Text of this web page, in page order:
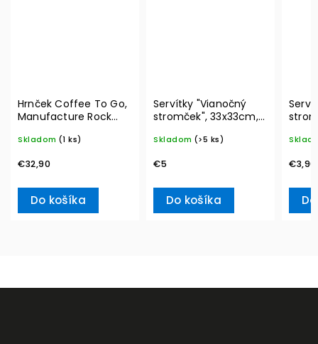
Hrnček Coffee To Go,
Manufacture Rock
Boch
Skladom (1 ks)
€32,90
Do košíka
Servítky "Vianočný
stromček", 33x33cm,
L– Villeroy & Boch
Skladom (>5 ks)
€5
Do košíka
€3,90